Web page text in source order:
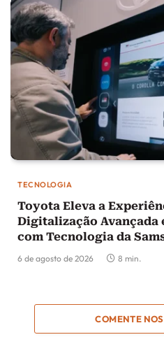
TECNOLOGIA
Toyota Eleva a
Digitalização Avançada
com Tecnologia da
6 de agosto de 2026 8 min.
COMENTE